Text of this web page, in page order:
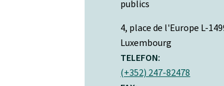
publics
ADRESS:
4, place de l'Europe L-
Luxembourg
TELEFON:
(+352) 247-82478